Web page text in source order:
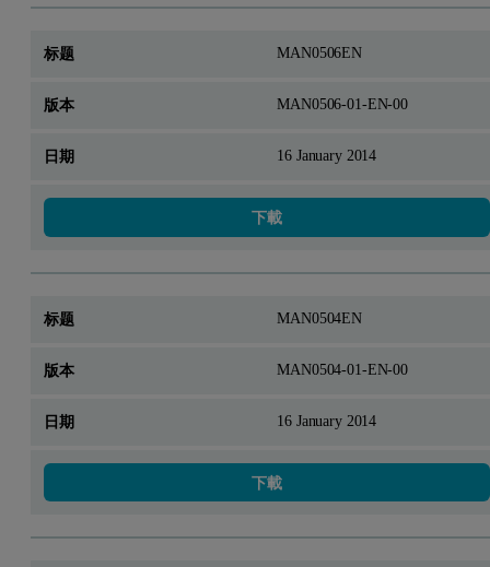
MAN0506EN
MAN0506-01-EN-00
16 January 2014
下載
MAN0504EN
MAN0504-01-EN-00
16 January 2014
下載